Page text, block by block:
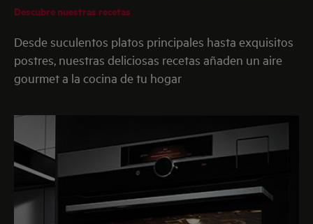
Descubre nuestras recetas
Desde suculentos platos principales hasta exquisitos
postres, nuestras deliciosas recetas añaden un aire
gourmet a la cocina de tu hogar